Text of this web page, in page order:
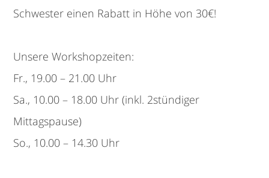
Schwester einen Rabatt in Höhe von 30€!
Unsere Workshopzeiten:
Fr., 19.00 – 21.00 Uhr
Sa., 10.00 – 18.00 Uhr (inkl. 2stündiger
Mittagspause)
So., 10.00 – 14.30 Uhr